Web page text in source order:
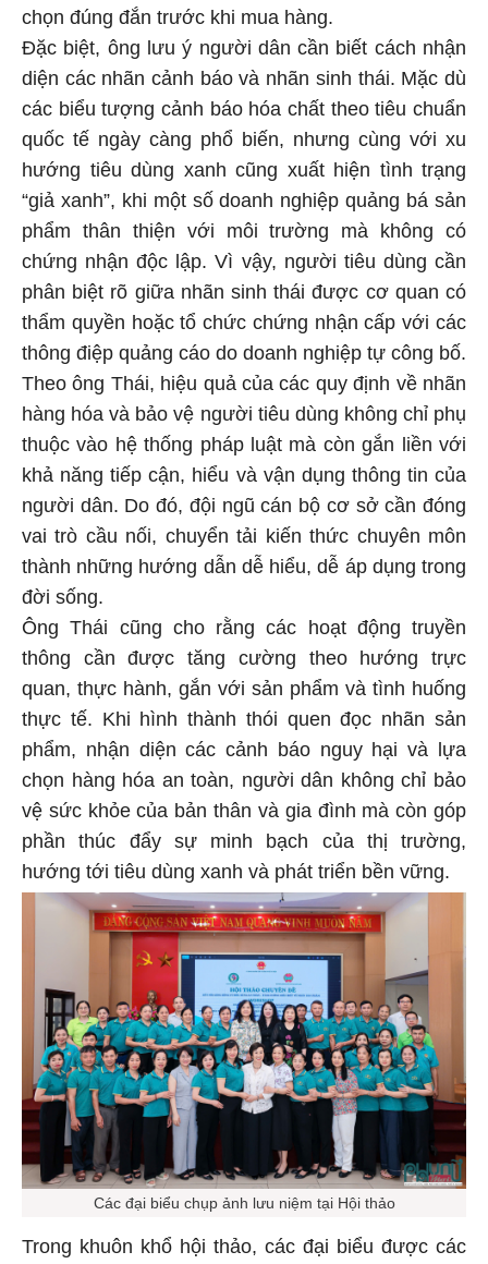
chọn đúng đắn trước khi mua hàng.
Đặc biệt, ông lưu ý người dân cần biết cách nhận
diện các nhãn cảnh báo và nhãn sinh thái. Mặc dù
các biểu tượng cảnh báo hóa chất theo tiêu chuẩn
quốc tế ngày càng phổ biến, nhưng cùng với xu
hướng tiêu dùng xanh cũng xuất hiện tình trạng
“giả xanh”, khi một số doanh nghiệp quảng bá sản
phẩm thân thiện với môi trường mà không có
chứng nhận độc lập. Vì vậy, người tiêu dùng cần
phân biệt rõ giữa nhãn sinh thái được cơ quan có
thẩm quyền hoặc tổ chức chứng nhận cấp với các
thông điệp quảng cáo do doanh nghiệp tự công bố.
Theo ông Thái, hiệu quả của các quy định về nhãn
hàng hóa và bảo vệ người tiêu dùng không chỉ phụ
thuộc vào hệ thống pháp luật mà còn gắn liền với
khả năng tiếp cận, hiểu và vận dụng thông tin của
người dân. Do đó, đội ngũ cán bộ cơ sở cần đóng
vai trò cầu nối, chuyển tải kiến thức chuyên môn
thành những hướng dẫn dễ hiểu, dễ áp dụng trong
đời sống.
Ông Thái cũng cho rằng các hoạt động truyền
thông cần được tăng cường theo hướng trực
quan, thực hành, gắn với sản phẩm và tình huống
thực tế. Khi hình thành thói quen đọc nhãn sản
phẩm, nhận diện các cảnh báo nguy hại và lựa
chọn hàng hóa an toàn, người dân không chỉ bảo
vệ sức khỏe của bản thân và gia đình mà còn góp
phần thúc đẩy sự minh bạch của thị trường,
hướng tới tiêu dùng xanh và phát triển bền vững.
Các đại biểu chụp ảnh lưu niệm tại Hội thảo
Trong khuôn khổ hội thảo, các đại biểu được các